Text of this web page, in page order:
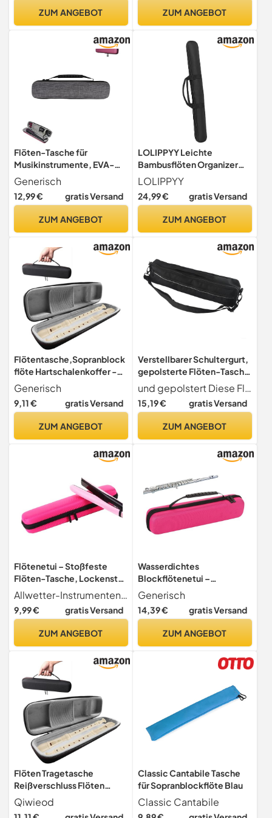
Für Querflöte Und
ZUM ANGEBOT ZUM ANGEBOT
Flöten-Tasche für
Musikinstrumente, EVA-
Reißverschluss,
Tragetasche,
Sopranblockflöte, hart,
Lockenstab, kompakte
Generisch
12,99 € gratis Versand
ZUM ANGEBOT
LOLIPPYY Leichte
Bambusflöten Organizer
Tasche aus Oxford Stoff
Flötenschutztasche mit
Polsterung zum Schutz vor
Mobilen Einsatz
LOLIPPYY
24,99 € gratis Versand
ZUM ANGEBOT
Flötentasche,Sopranblock
flöte Hartschalenkoffer -
Aufbewahrungsbox
Schutzhaftung für
Lockenstab Haartrockner
Erwachsene Reise Schule
Generisch
9,11 € gratis Versand
ZUM ANGEBOT
Verstellbarer Schultergurt,
gepolsterte Flöten-Tasche
mit weichem Wollfutter für
16-Loch- und 17-Loch-
Rillen, reflektierende
für Sicherheit (16 Löcher)
und gepolstert Diese Flöten-Tasche ist mit Materialien und gepolstertem Innenfutter ausgestattet, um hervorragenden Schutz für Ihre 16 17-Loch-Flöte zu bieten.
15,19 € gratis Versand
ZUM ANGEBOT
Flötenetui – Stoßfeste
Flöten-Tasche, Lockenstab
Reise Flötenetui mit
Reißverschluss, Flöten-
Tasche für
Lockenstab Glätteisen
description, Unisex
Allwetter-Instrumentensicherheit Mit verstärkter Reißverschlussstruktur und hochdichtem EVA-Material, bietet dieser Flötenkoffer zuverlässigen Schutz vor Feuchtigkeitsschäden, schützt Ihr Instrument vor Flüssigkeitseinwirkung beim Pendeln oder bei der Durchführung im Freien
9,99 € gratis Versand
ZUM ANGEBOT
Wasserdichtes
Blockflötenetui –
stoßfeste Flötentasche,
Reisetasche mit
Reißverschluss für
Musiker und Reisende,
sicherer Transport von
Generisch
14,39 € gratis Versand
ZUM ANGEBOT
Flöten Tragetasche
Reißverschluss Flöten
Aufbewahrungstasche EVA
Reißverschluss Mit
Qiwieod
Classic Cantabile Tasche
für Sopranblockflöte Blau
Classic Cantabile